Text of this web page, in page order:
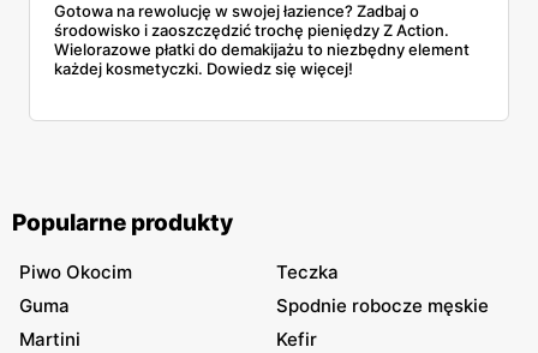
Gotowa na rewolucję w swojej łazience? Zadbaj o
środowisko i zaoszczędzić trochę pieniędzy Z Action.
Wielorazowe płatki do demakijażu to niezbędny element
każdej kosmetyczki. Dowiedz się więcej!
Popularne produkty
Piwo Okocim
Teczka
Guma
Spodnie robocze męskie
Martini
Kefir